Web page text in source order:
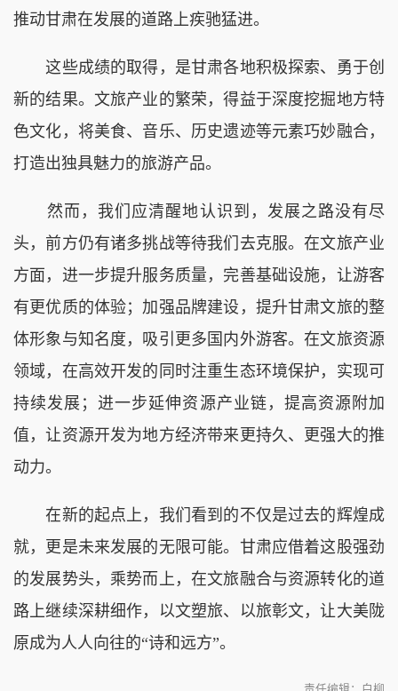
推动甘肃在发展的道路上疾驰猛进。
这些成绩的取得，是甘肃各地积极探索、勇于创
新的结果。文旅产业的繁荣，得益于深度挖掘地方特
色文化，将美食、音乐、历史遗迹等元素巧妙融合，
打造出独具魅力的旅游产品。
然而，我们应清醒地认识到，发展之路没有尽
头，前方仍有诸多挑战等待我们去克服。在文旅产业
方面，进一步提升服务质量，完善基础设施，让游客
有更优质的体验；加强品牌建设，提升甘肃文旅的整
体形象与知名度，吸引更多国内外游客。在文旅资源
领域，在高效开发的同时注重生态环境保护，实现可
持续发展；进一步延伸资源产业链，提高资源附加
值，让资源开发为地方经济带来更持久、更强大的推
动力。
在新的起点上，我们看到的不仅是过去的辉煌成
就，更是未来发展的无限可能。甘肃应借着这股强劲
的发展势头，乘势而上，在文旅融合与资源转化的道
路上继续深耕细作，以文塑旅、以旅彰文，让大美陇
原成为人人向往的“诗和远方”。